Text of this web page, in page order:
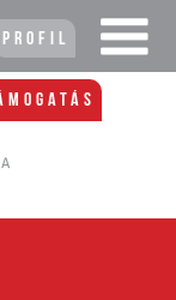
Profil